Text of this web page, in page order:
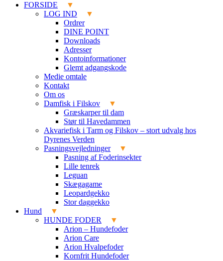
FORSIDE
LOG IND
Ordrer
DINE POINT
Downloads
Adresser
Kontoinformationer
Glemt adgangskode
Medie omtale
Kontakt
Om os
Damfisk i Filskov
Græskarper til dam
Stør til Havedammen
Akvariefisk i Tarm og Filskov – stort udvalg hos
Dyrenes Verden
Pasningsvejledninger
Pasning af Foderinsekter
Lille tenrek
Leguan
Skægagame
Leopardgekko
Stor daggekko
Hund
HUNDE FODER
Arion – Hundefoder
Arion Care
Arion Hvalpefoder
Kornfrit Hundefoder